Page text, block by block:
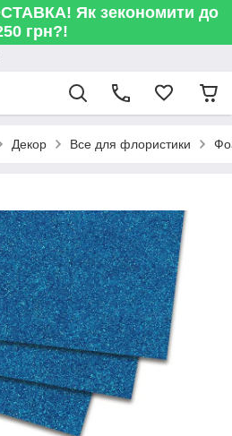
Як зекономити до
грн?!
Декор Все для флористики